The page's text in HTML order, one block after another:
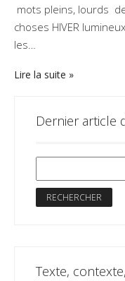
mots pleins, lourds
choses HIVER
les…
Lire la suite
Dernier article
Texte,